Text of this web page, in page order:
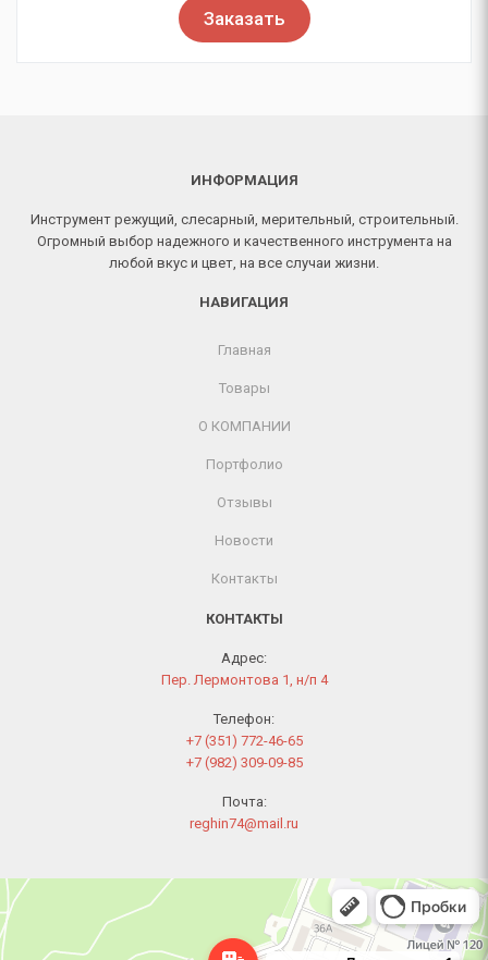
Заказать
ИНФОРМАЦИЯ
Инструмент режущий, слесарный, мерительный, строительный.
Огромный выбор надежного и качественного инструмента на
любой вкус и цвет, на все случаи жизни.
НАВИГАЦИЯ
Главная
Товары
О КОМПАНИИ
Портфолио
Отзывы
Новости
Контакты
КОНТАКТЫ
Адрес:
Пер. Лермонтова 1, н/п 4
Телефон:
+7 (351) 772-46-65
+7 (982) 309-09-85
Почта:
reghin74@mail.ru
Челябинск
Переулок Лермонтова, 1 — Яндекс Карты